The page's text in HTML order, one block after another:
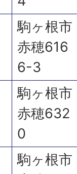
駒ヶ根市
赤穂616
6-3
駒ヶ根市
赤穂632
0
駒ヶ根市